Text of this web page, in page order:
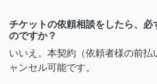
チケットの依頼相談をしたら、必
のですか？
いいえ。本契約（依頼者様の前払
ャンセル可能です。